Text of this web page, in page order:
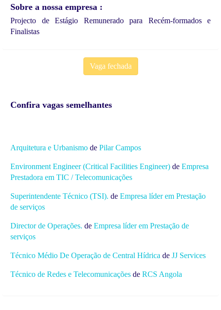
Sobre a nossa empresa
Projecto de Estágio Remunerado para Recém-formados e
Finalistas
Vaga fechada
Confira vagas semelhantes
Arquitetura e Urbanismo de Pilar Campos
Environment Engineer (Critical Facilities Engineer) de Empresa
Prestadora em TIC / Telecomunicações
Superintendente Técnico (TSI). de Empresa líder em Prestação
de serviços
Director de Operações. de Empresa líder em Prestação de
serviços
Técnico Médio De Operação de Central Hídrica de JJ Services
Técnico de Redes e Telecomunicações de RCS Angola